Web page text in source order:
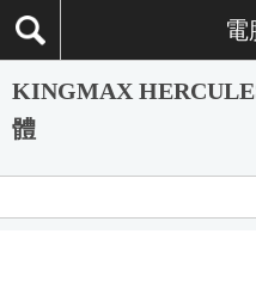
電
KINGMAX
體